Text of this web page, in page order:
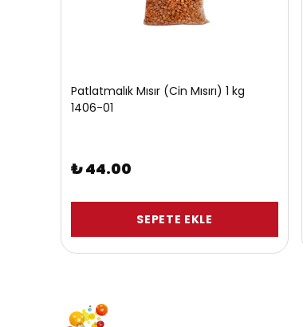
Patlatmalık Mısır (Cin Mısırı) 1 kg
1406-01
₺ 44.00
SEPETE EKLE